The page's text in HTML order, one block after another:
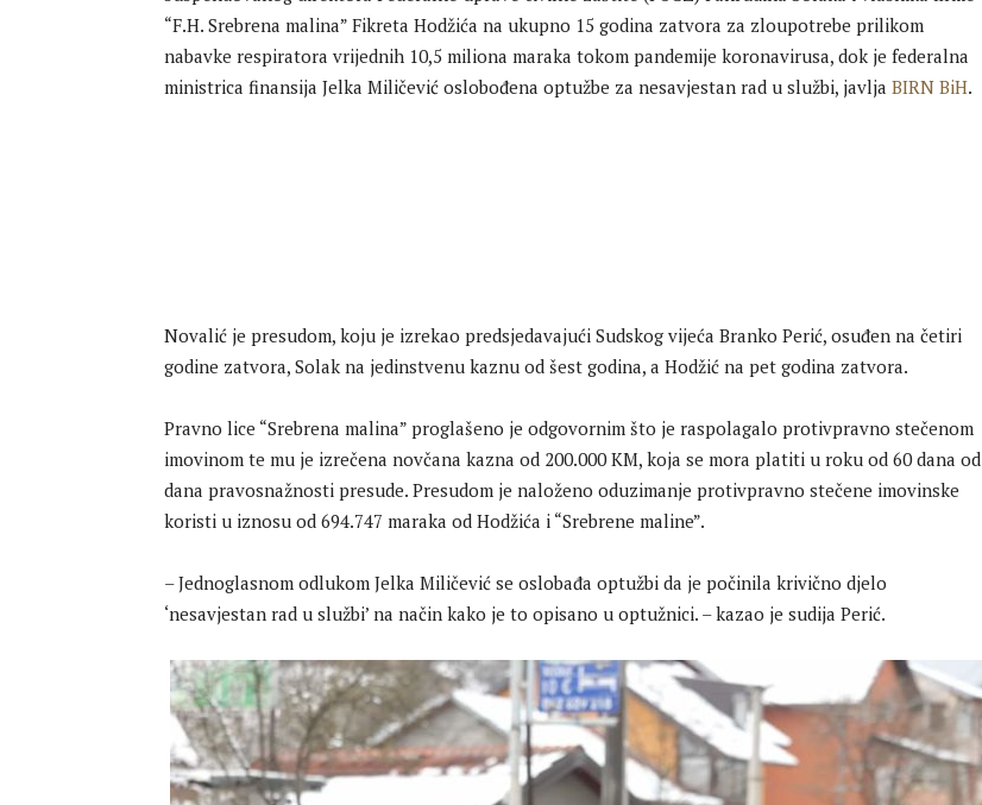
“F.H. Srebrena malina” Fikreta Hodžića na ukupno 15 godina zatvora za zloupotrebe prilikom
nabavke respiratora vrijednih 10,5 miliona maraka tokom pandemije koronavirusa, dok je federalna
ministrica finansija Jelka Miličević oslobođena optužbe za nesavjestan rad u službi, javlja BIRN BiH.
Novalić je presudom, koju je izrekao predsjedavajući Sudskog vijeća Branko Perić, osuđen na četiri
godine zatvora, Solak na jedinstvenu kaznu od šest godina, a Hodžić na pet godina zatvora.
Pravno lice “Srebrena malina” proglašeno je odgovornim što je raspolagalo protivpravno stečenom
imovinom te mu je izrečena novčana kazna od 200.000 KM, koja se mora platiti u roku od 60 dana od
dana pravosnažnosti presude. Presudom je naloženo oduzimanje protivpravno stečene imovinske
koristi u iznosu od 694.747 maraka od Hodžića i “Srebrene maline”.
– Jednoglasnom odlukom Jelka Miličević se oslobađa optužbi da je počinila krivično djelo
‘nesavjestan rad u službi’ na način kako je to opisano u optužnici. – kazao je sudija Perić.